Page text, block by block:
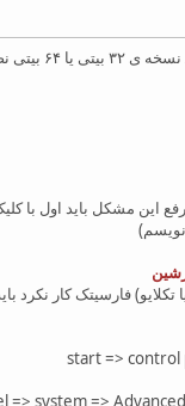
start => control
=> system =>